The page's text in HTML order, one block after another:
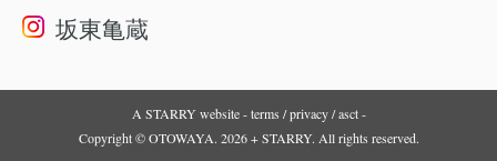
坂東亀蔵
A STARRY website -terms /privacy/asct-
Copyright © OTOWAYA. 2026 + STARRY. All rights reserved.